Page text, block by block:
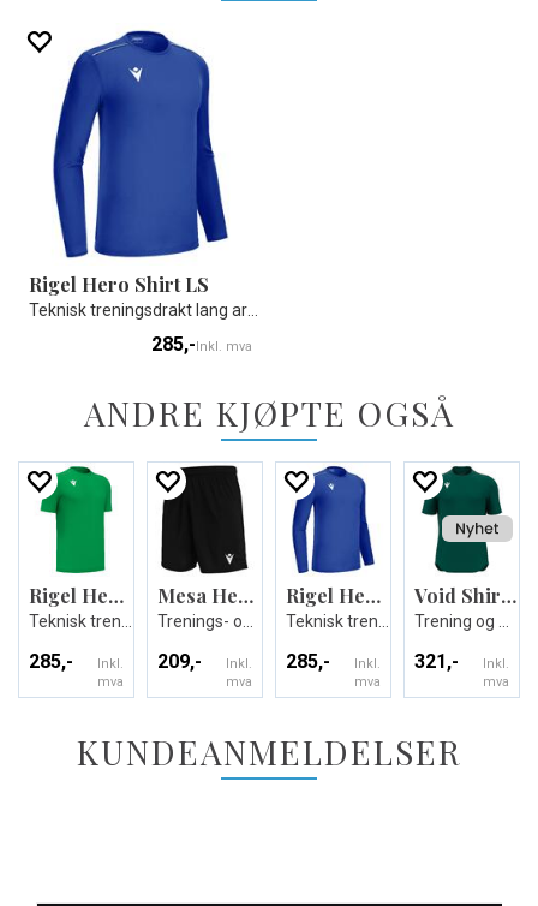
Rigel Hero Shirt LS
285,-Inkl. mva
ANDRE KJØPTE OGSÅ
Rigel Hero Shirt SS
285,-
Inkl.
mva
Mesa Hero Short
209,-
Inkl.
mva
Rigel Hero Shirt LS
285,-
Inkl.
mva
Void Shirt Shortsleeve
321,-
Inkl.
mva
KUNDEANMELDELSER